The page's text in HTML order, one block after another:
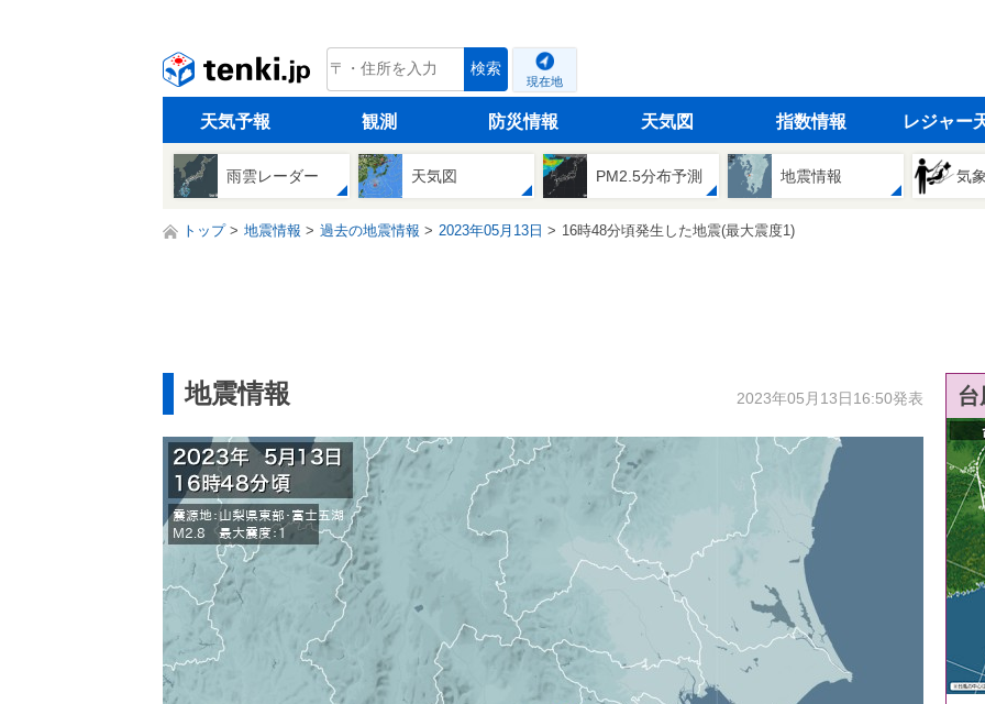
tenki.jp 検索
現在地
天気予報 観測 防災情報 天気図 指数情報 レジャー
雨雲レーダー 天気図 PM2.5分布予測 地震情報 気
トップ 地震情報 過去の地震情報 2023年05月13日 16時48分頃発生した地震(最大震度1)
地震情報 2023年05月13日16:50発表